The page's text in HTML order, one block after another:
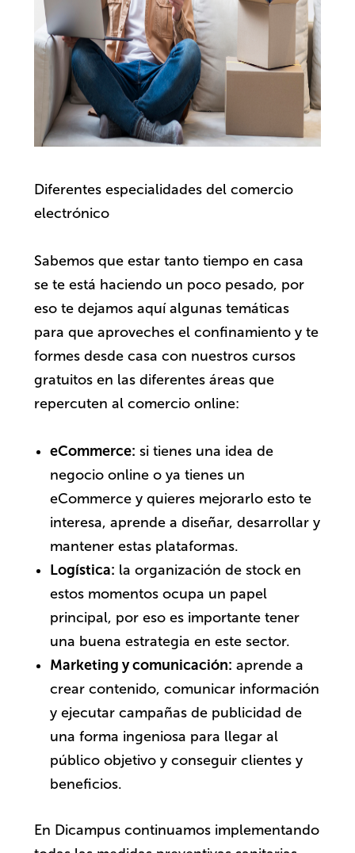
Diferentes especialidades del comercio
electrónico
Sabemos que estar tanto tiempo en casa
se te está haciendo un poco pesado, por
eso te dejamos aquí algunas temáticas
para que aproveches el confinamiento y te
formes desde casa con nuestros cursos
gratuitos en las diferentes áreas que
repercuten al comercio online:
eCommerce: si tienes una idea de
negocio online o ya tienes un
eCommerce y quieres mejorarlo esto te
interesa, aprende a diseñar, desarrollar y
mantener estas plataformas.
Logística: la organización de stock en
estos momentos ocupa un papel
principal, por eso es importante tener
una buena estrategia en este sector.
Marketing y comunicación: aprende a
crear contenido, comunicar información
y ejecutar campañas de publicidad de
una forma ingeniosa para llegar al
público objetivo y conseguir clientes y
beneficios.
En Dicampus continuamos implementando